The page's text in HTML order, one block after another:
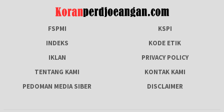
FSPMI
KSPI
INDEKS
KODE ETIK
IKLAN
PRIVACY POLICY
TENTANG KAMI
KONTAK KAMI
PEDOMAN MEDIA SIBER
DISCLAIMER